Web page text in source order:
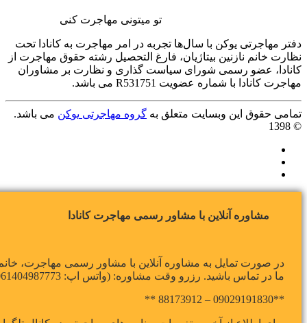
تو میتونی مهاجرت کنی
دفتر مهاجرتی یوکن با سال‌ها تجربه در امر مهاجرت به کانادا تحت
نظارت خانم نازنین بیتاژیان، فارغ التحصیل رشته حقوق مهاجرت از
کانادا، عضو رسمی شورای سیاست گذاری و نظارت بر مشاوران
مهاجرت کانادا با شماره عضویت R531751 می باشد.
تمامی حقوق این وبسایت متعلق به گروه مهاجرتی یوکن می باشد.
© 1398
مشاوره آنلاین با مشاور رسمی مهاجرت کانادا
در صورت تمایل به مشاوره آنلاین با مشاور رسمی مهاجرت، خانم
ما در تماس باشید. رزرو وقت مشاوره: (واتس اپ: 0061404987773 – 0400 424 514 1+)
**09029191830 – 88173912 **